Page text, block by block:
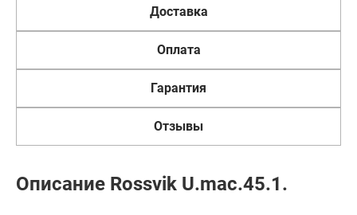
Доставка
Оплата
Гарантия
Отзывы
Описание Rossvik U.mac.45.1.